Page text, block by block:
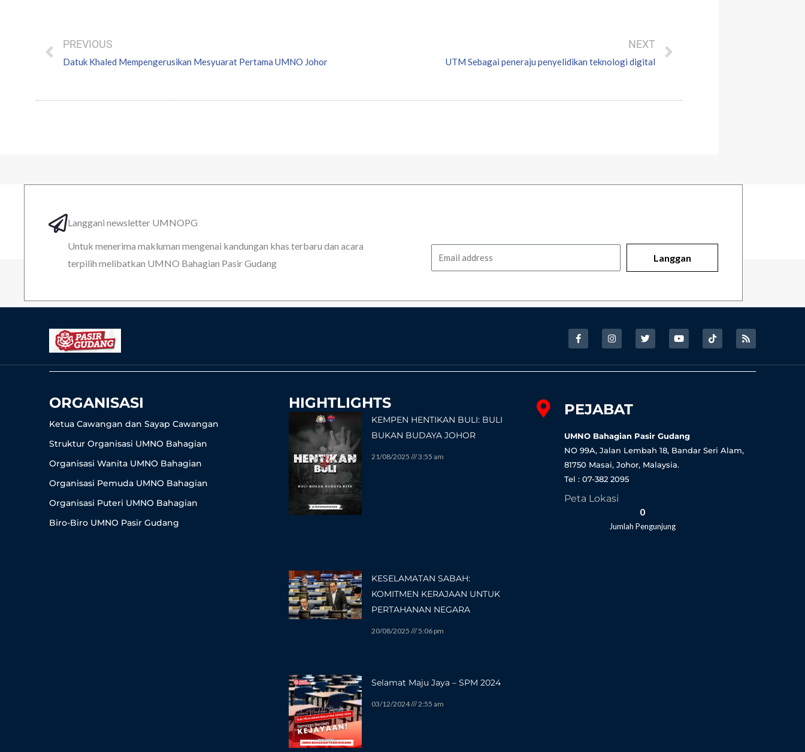
PREVIOUS
Datuk Khaled Mempengerusikan Mesyuarat Pertama UMNO Johor
NEXT
UTM Sebagai peneraju penyelidikan teknologi digital
Langgani newsletter UMNOPG
Untuk menerima makluman mengenai kandungan khas terbaru dan acara
terpilih melibatkan UMNO Bahagian Pasir Gudang
Email Langgan
F
a
c
b
-
f
I
n
s
a
m
T
w
i
t
Y
o
u
u
T
i
k
o
R
s
s
ORGANISASI
Ketua Cawangan dan Sayap Cawangan
Struktur Organisasi UMNO Bahagian
Organisasi Wanita UMNO Bahagian
Organisasi Pemuda UMNO Bahagian
Organisasi Puteri UMNO Bahagian
Biro-Biro UMNO Pasir Gudang
HIGHTLIGHTS
KEMPEN HENTIKAN BULI: BULI
BUKAN BUDAYA JOHOR
21/08/2025 3:55 am
KESELAMATAN SABAH:
KOMITMEN KERAJAAN UNTUK
PERTAHANAN NEGARA
20/08/2025 5:06 pm
Selamat Maju Jaya – SPM 2024
03/12/2024 2:55 am
PEJABAT
UMNO Bahagian Pasir Gudang
NO 99A, Jalan Lembah 18, Bandar Seri Alam,
81750 Masai, Johor, Malaysia.
Tel : 07-382 2095
Peta Lokasi
Jumlah Pengunjung
0